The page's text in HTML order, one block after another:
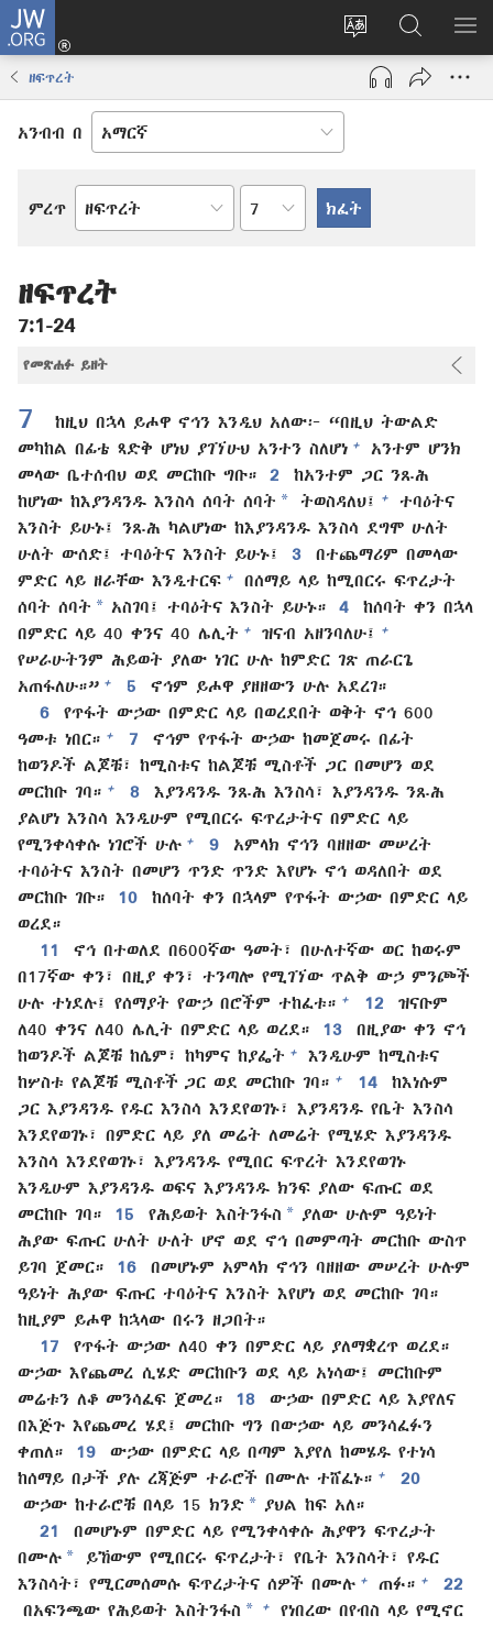
JW.ORG
የድረ
ገጹን
ቋንቋ
ግባ
(አዲስ
ዊንዶው
JW.ORG
ላይ
መፈለጊያ
ዘፍጥረት
አንብብ በ
ምረጥ
የመጽሐፍ
መጽሐፍ
በምዕራፍ
ዘፍጥረት
7:1-24
የመጽሐፉ ይዘት
7
ከዚህ በኋላ ይሖዋ ኖኅን እንዲህ አለው፦ “በዚህ ትውልድ
መካከል በፊቴ ጻድቅ ሆነህ ያገኘሁህ አንተን ስለሆነ +
አንተም ሆንክ
መላው ቤተሰብህ ወደ መርከቡ ግቡ።
2
ከአንተም ጋር ንጹሕ
ከሆነው ከእያንዳንዱ እንስሳ ሰባት ሰባት * ትወስዳለህ፤ +
ተባዕትና
እንስት ይሁኑ፤ ንጹሕ ካልሆነው ከእያንዳንዱ እንስሳ ደግሞ ሁለት
ሁለት ውሰድ፤ ተባዕትና እንስት ይሁኑ፤
3
በተጨማሪም በመላው
ምድር ላይ ዘራቸው እንዲተርፍ +
በሰማይ ላይ ከሚበርሩ ፍጥረታት
ሰባት ሰባት * አስገባ፤ ተባዕትና እንስት ይሁኑ። 4
ከሰባት ቀን በኋላ
በምድር ላይ 40 ቀንና 40 ሌሊት + ዝናብ አዘንባለሁ፤ +
የሠራሁትንም ሕይወት ያለው ነገር ሁሉ ከምድር ገጽ ጠራርጌ
አጠፋለሁ።” + 5
ኖኅም ይሖዋ ያዘዘውን ሁሉ አደረገ።
6
የጥፋት ውኃው በምድር ላይ በወረደበት ወቅት ኖኅ 600
ዓመቱ ነበር። + 7
ኖኅም የጥፋት ውኃው ከመጀመሩ በፊት
ከወንዶች ልጆቹ፣ ከሚስቱና ከልጆቹ ሚስቶች ጋር በመሆን ወደ
መርከቡ ገባ። + 8
እያንዳንዱ ንጹሕ እንስሳ፣ እያንዳንዱ ንጹሕ
ያልሆነ እንስሳ እንዲሁም የሚበርሩ ፍጥረታትና በምድር ላይ
የሚንቀሳቀሱ ነገሮች ሁሉ + 9
አምላክ ኖኅን ባዘዘው መሠረት
ተባዕትና እንስት በመሆን ጥንድ ጥንድ እየሆኑ ኖኅ ወዳለበት ወደ
መርከቡ ገቡ።
10
ከሰባት ቀን በኋላም የጥፋት ውኃው በምድር ላይ
ወረደ።
11
ኖኅ በተወለደ በ600ኛው ዓመት፣ በሁለተኛው ወር ከወሩም
በ17ኛው ቀን፣ በዚያ ቀን፣ ተንጣሎ የሚገኘው ጥልቅ ውኃ ምንጮች
ሁሉ ተነደሉ፤ የሰማያት የውኃ በሮችም ተከፈቱ። + 12
ዝናቡም
ለ40 ቀንና ለ40 ሌሊት በምድር ላይ ወረደ።
13
በዚያው ቀን ኖኅ
ከወንዶች ልጆቹ ከሴም፣ ከካምና ከያፌት +
እንዲሁም ከሚስቱና
ከሦስቱ የልጆቹ ሚስቶች ጋር ወደ መርከቡ ገባ። + 14
ከእነሱም
ጋር እያንዳንዱ የዱር እንስሳ እንደየወገኑ፣ እያንዳንዱ የቤት እንስሳ
እንደየወገኑ፣ በምድር ላይ ያለ መሬት ለመሬት የሚሄድ እያንዳንዱ
እንስሳ እንደየወገኑ፣ እያንዳንዱ የሚበር ፍጥረት እንደየወገኑ
እንዲሁም እያንዳንዱ ወፍና እያንዳንዱ ክንፍ ያለው ፍጡር ወደ
መርከቡ ገባ።
15 የሕይወት እስትንፋስ * ያለው ሁሉም ዓይነት
ሕያው ፍጡር ሁለት ሁለት ሆኖ ወደ ኖኅ በመምጣት መርከቡ ውስጥ
ይገባ ጀመር።
16
በመሆኑም አምላክ ኖኅን ባዘዘው መሠረት ሁሉም
ዓይነት ሕያው ፍጡር ተባዕትና እንስት እየሆነ ወደ መርከቡ ገባ።
ከዚያም ይሖዋ ከኋላው በሩን ዘጋበት።
17
የጥፋት ውኃው ለ40 ቀን በምድር ላይ ያለማቋረጥ ወረደ።
ውኃው እየጨመረ ሲሄድ መርከቡን ወደ ላይ አነሳው፤ መርከቡም
መሬቱን ለቆ መንሳፈፍ ጀመረ።
18
ውኃው በምድር ላይ እያየለና
በእጅጉ እየጨመረ ሄደ፤ መርከቡ ግን በውኃው ላይ መንሳፈፉን
ቀጠለ።
19
ውኃው በምድር ላይ በጣም እያየለ ከመሄዱ የተነሳ
ከሰማይ በታች ያሉ ረጃጅም ተራሮች በሙሉ ተሸፈኑ። +
20
ውኃው ከተራሮቹ በላይ 15 ክንድ * ያህል ከፍ አለ።
21
በመሆኑም በምድር ላይ የሚንቀሳቀሱ ሕያዋን ፍጥረታት
በሙሉ *
ይኸውም የሚበርሩ ፍጥረታት፣ የቤት እንስሳት፣ የዱር
እንስሳት፣ የሚርመሰመሱ ፍጥረታትና ሰዎች በሙሉ + ጠፉ። +
22
በአፍንጫው የሕይወት እስትንፋስ * +
የነበረው በየብስ ላይ የሚኖር